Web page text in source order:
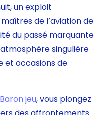
un exploit
de l’aviation de
du passé marquante
singulière
et occasions de
jeu, vous plongez